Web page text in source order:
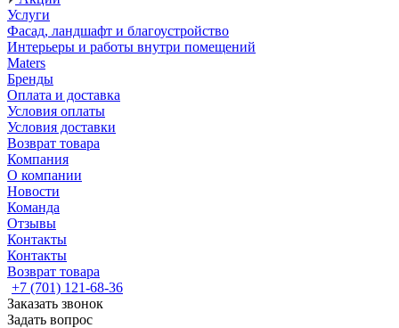
Услуги
Фасад, ландшафт и благоустройство
Интерьеры и работы внутри помещений
Maters
Бренды
Оплата и доставка
Условия оплаты
Условия доставки
Возврат товара
Компания
О компании
Новости
Команда
Отзывы
Контакты
Контакты
Возврат товара
+7 (701) 121-68-36
Заказать звонок
Задать вопрос